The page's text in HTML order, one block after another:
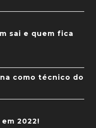
sai e quem fica
como técnico do
2022!